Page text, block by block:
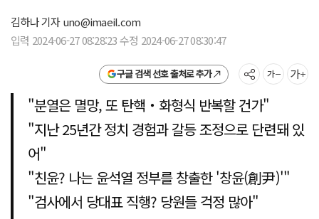
김하나 기자uno@imaeil.com
입력 2024-06-27 08:28:23 수정 2024-06-27 08:30:47
구글 검색 선호 출처로 추가
"분열은 멸망, 또 탄핵‧화형식 반복할 건가"
"지난 25년간 정치 경험과 갈등 조정으로 단련돼 있
어"
"친윤? 나는 윤석열 정부를 창출한 '창윤(創尹)'"
"검사에서 당대표 직행? 당원들 걱정 많아"